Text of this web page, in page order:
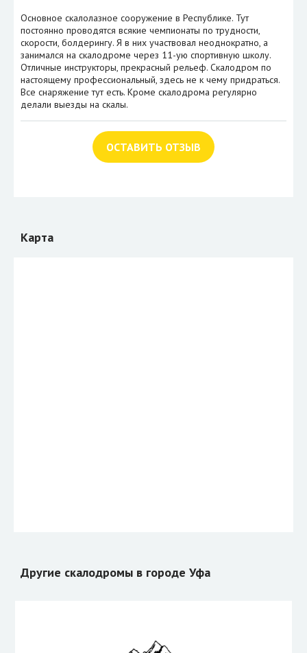
Основное скалолазное сооружение в Республике. Тут
постоянно проводятся всякие чемпионаты по трудности,
скорости, болдерингу. Я в них участвовал неоднократно, а
занимался на скалодроме через 11-ую спортивную школу.
Отличные инструкторы, прекрасный рельеф. Скалодром по
настоящему профессиональный, здесь не к чему придраться.
Все снаряжение тут есть. Кроме скалодрома регулярно
делали выезды на скалы.
ОСТАВИТЬ ОТЗЫВ
Карта
Другие скалодромы в городе Уфа